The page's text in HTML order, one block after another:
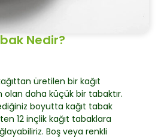
Nedir?
üretilen bir kağıt
olan daha küçük bir tabaktır.
boyutta kağıt tabak
12 inçlik kağıt tabaklara
Boş veya renkli